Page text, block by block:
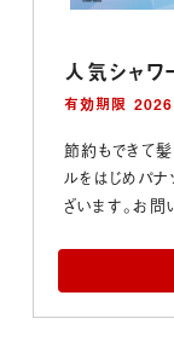
人気シャワ
有効期限
節約もできて髪
ルをはじめパナ
ざいます。お問